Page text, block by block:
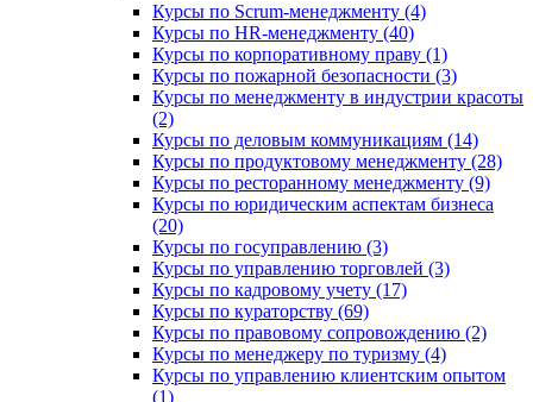
Курсы по Scrum-менеджменту (4)
Курсы по HR-менеджменту (40)
Курсы по корпоративному праву (1)
Курсы по пожарной безопасности (3)
Курсы по менеджменту в индустрии красоты
(2)
Курсы по деловым коммуникациям (14)
Курсы по продуктовому менеджменту (28)
Курсы по ресторанному менеджменту (9)
Курсы по юридическим аспектам бизнеса
(20)
Курсы по госуправлению (3)
Курсы по управлению торговлей (3)
Курсы по кадровому учету (17)
Курсы по кураторству (69)
Курсы по правовому сопровождению (2)
Курсы по менеджеру по туризму (4)
Курсы по управлению клиентским опытом
(1)